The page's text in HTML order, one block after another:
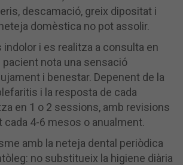
descamació, greix dipositat i
domèstica no pot assolir.
indolor i es realitza a consulta en
pacient nota una sensació
i benestar. Depenent de la
i la resposta de cada
en 1 o 2 sessions, amb revisions
cada 4-6 mesos o anualment.
amb la neteja dental periòdica
no substitueix la higiene diària